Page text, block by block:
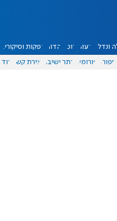
ונדל"ן דעות אוכל יהדות הפקות וסיקורים
ספורט פורומים אתר ישיבה יצירת קשר עוד